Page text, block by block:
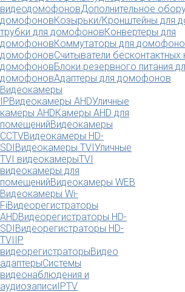
видеодомофоновДополнительное
домофоновКозырьки/Кронштейны для
трубки для домофоновКонвертеры для
домофоновКоммутаторы для
домофоновСчитыватели бесконтактных
домофоновБлоки резервного питания
домофоновАдаптеры для домофонов
Видеокамеры
IPВидеокамеры AHDУличные
камеры AHDКамеры AHD для
помещенийВидеокамеры
CCTVВидеокамеры HD-
SDIВидеокамеры TVIУличные
TVI видеокамерыTVI
видеокамеры для
помещенийВидеокамеры WEB
Видеокамеры Wi-
FiВидеорегистраторы
AHDВидеорегистраторы HD-
SDIВидеорегистраторы HD-
TVI IP
видеорегистраторыВидео
адаптерыСистемы
видеонаблюдения и
аудиозаписиIPTV